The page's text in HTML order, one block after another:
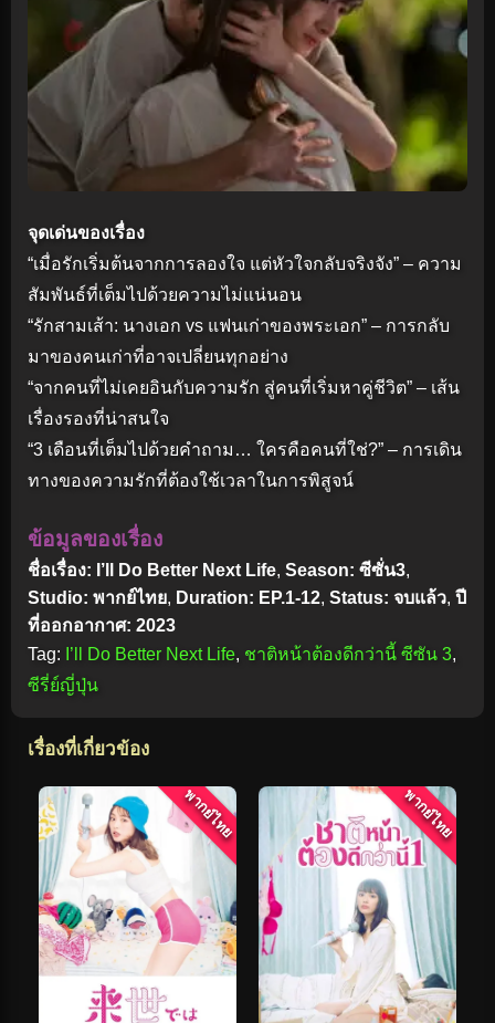
จุดเด่นของเรื่อง
“เมื่อรักเริ่มต้นจากการลองใจ แต่หัวใจกลับจริงจัง” – ความ
สัมพันธ์ที่เต็มไปด้วยความไม่แน่นอน
“รักสามเส้า: นางเอก vs แฟนเก่าของพระเอก” – การกลับ
มาของคนเก่าที่อาจเปลี่ยนทุกอย่าง
“จากคนที่ไม่เคยอินกับความรัก สู่คนที่เริ่มหาคู่ชีวิต” – เส้น
เรื่องรองที่น่าสนใจ
“3 เดือนที่เต็มไปด้วยคำถาม… ใครคือคนที่ใช่?” – การเดิน
ทางของความรักที่ต้องใช้เวลาในการพิสูจน์
ข้อมูลของเรื่อง
ชื่อเรื่อง: I’ll Do Better Next Life, Season: ซีซั่น3,
Studio: พากย์ไทย, Duration: EP.1-12, Status: จบแล้ว, ปี
ที่ออกอากาศ: 2023
Tag: I’ll Do Better Next Life, ชาติหน้าต้องดีกว่านี้ ซีซัน 3,
ซีรี่ย์ญี่ปุ่น
เรื่องที่เกี่ยวข้อง
พากย์ไทย พากย์ไทย